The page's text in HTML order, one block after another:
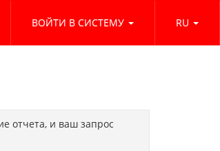
ВОЙТИ В СИСТЕМУ RU
отчета, и ваш запрос